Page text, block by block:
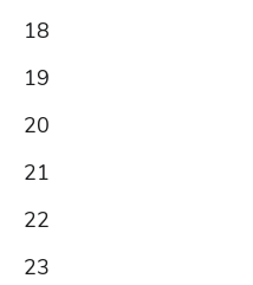
18
19
20
21
22
23